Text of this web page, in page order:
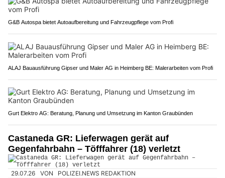
G&B Autospa bietet Autoaufbereitung und Fahrzeugpflege vom Profi
ALAJ Bauausführung Gipser und Maler AG in Heimberg BE: Malerarbeiten vom Profi
Gurt Elektro AG: Beratung, Planung und Umsetzung im Kanton Graubünden
Castaneda GR: Lieferwagen gerät auf
Gegenfahrbahn – Töfffahrer (18) verletzt
29.07.26 VON POLIZEI.NEWS REDAKTION